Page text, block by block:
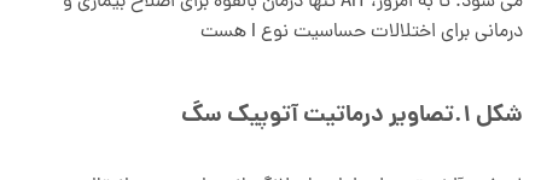
درمانی برای اختلالات حساسیت نوع I هست
شکل 1.تصاویر درماتیت آتوپیک سگ